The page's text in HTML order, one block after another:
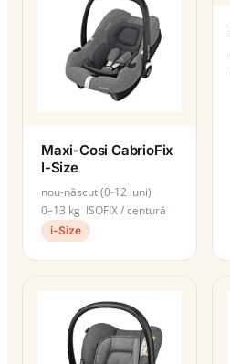
Maxi-Cosi CabrioFix
I-Size
nou-născut (0-12 luni)
0–13 kg ISOFIX / centură
i-Size